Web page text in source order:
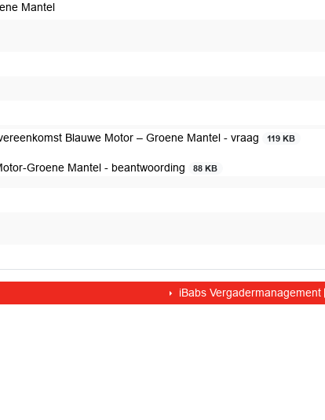
Mantel
Blauwe Motor – Groene Mantel - vraag 119 KB
Groene Mantel - beantwoording 88 KB
iBabs Vergadermanagement